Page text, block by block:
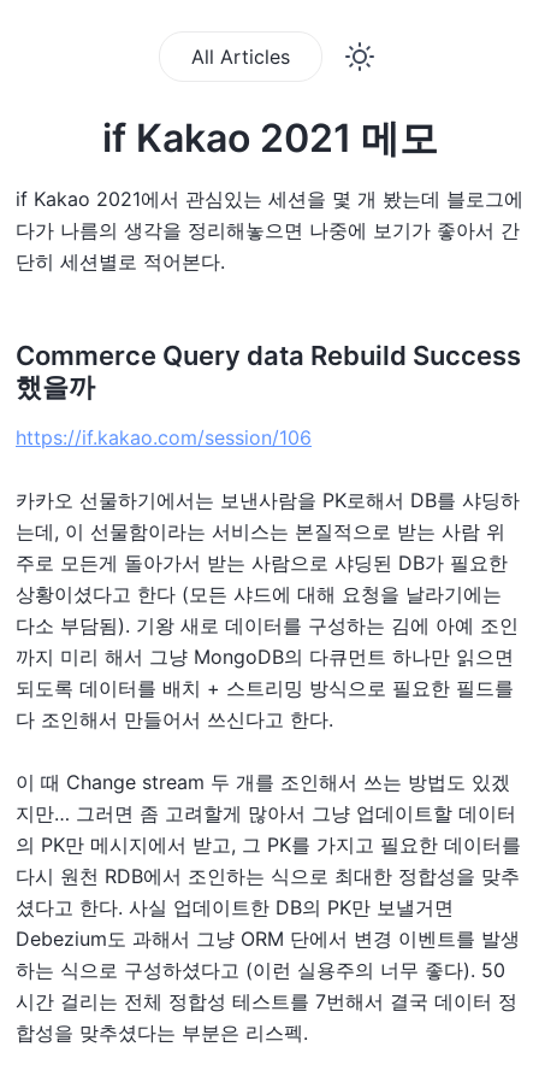
All Articles
if Kakao 2021 메모
if Kakao 2021에서 관심있는 세션을 몇 개 봤는데 블로그에
다가 나름의 생각을 정리해놓으면 나중에 보기가 좋아서 간
단히 세션별로 적어본다.
Commerce Query data Rebuild Success
했을까
https://if.kakao.com/session/106
카카오 선물하기에서는 보낸사람을 PK로해서 DB를 샤딩하
는데, 이 선물함이라는 서비스는 본질적으로 받는 사람 위
주로 모든게 돌아가서 받는 사람으로 샤딩된 DB가 필요한
상황이셨다고 한다 (모든 샤드에 대해 요청을 날라기에는
다소 부담됨). 기왕 새로 데이터를 구성하는 김에 아예 조인
까지 미리 해서 그냥 MongoDB의 다큐먼트 하나만 읽으면
되도록 데이터를 배치 + 스트리밍 방식으로 필요한 필드를
다 조인해서 만들어서 쓰신다고 한다.
이 때 Change stream 두 개를 조인해서 쓰는 방법도 있겠
지만… 그러면 좀 고려할게 많아서 그냥 업데이트할 데이터
의 PK만 메시지에서 받고, 그 PK를 가지고 필요한 데이터를
다시 원천 RDB에서 조인하는 식으로 최대한 정합성을 맞추
셨다고 한다. 사실 업데이트한 DB의 PK만 보낼거면
Debezium도 과해서 그냥 ORM 단에서 변경 이벤트를 발생
하는 식으로 구성하셨다고 (이런 실용주의 너무 좋다). 50
시간 걸리는 전체 정합성 테스트를 7번해서 결국 데이터 정
합성을 맞추셨다는 부분은 리스펙.